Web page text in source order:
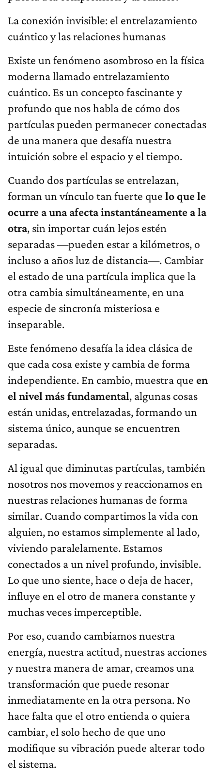
La conexión invisible: el entrelazamiento
cuántico y las relaciones humanas
Existe un fenómeno asombroso en la física
moderna llamado entrelazamiento
cuántico. Es un concepto fascinante y
profundo que nos habla de cómo dos
partículas pueden permanecer conectadas
de una manera que desafía nuestra
intuición sobre el espacio y el tiempo.
Cuando dos partículas se entrelazan,
forman un vínculo tan fuerte que lo que le
ocurre a una afecta instantáneamente a la
otra, sin importar cuán lejos estén
separadas —pueden estar a kilómetros, o
incluso a años luz de distancia—. Cambiar
el estado de una partícula implica que la
otra cambia simultáneamente, en una
especie de sincronía misteriosa e
inseparable.
Este fenómeno desafía la idea clásica de
que cada cosa existe y cambia de forma
independiente. En cambio, muestra que en
el nivel más fundamental, algunas cosas
están unidas, entrelazadas, formando un
sistema único, aunque se encuentren
separadas.
Al igual que diminutas partículas, también
nosotros nos movemos y reaccionamos en
nuestras relaciones humanas de forma
similar. Cuando compartimos la vida con
alguien, no estamos simplemente al lado,
viviendo paralelamente. Estamos
conectados a un nivel profundo, invisible.
Lo que uno siente, hace o deja de hacer,
influye en el otro de manera constante y
muchas veces imperceptible.
Por eso, cuando cambiamos nuestra
energía, nuestra actitud, nuestras acciones
y nuestra manera de amar, creamos una
transformación que puede resonar
inmediatamente en la otra persona. No
hace falta que el otro entienda o quiera
cambiar, el solo hecho de que uno
modifique su vibración puede alterar todo
el sistema.